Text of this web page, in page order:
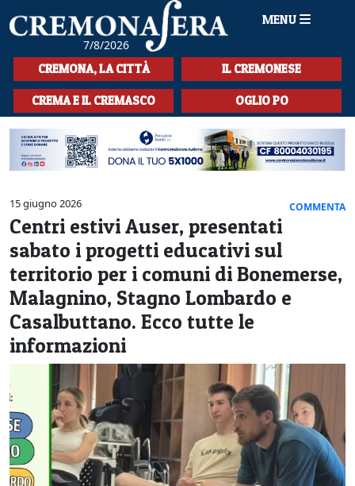
7/8/2026
MENU
HOME
CRONACA
SPORT
LA MUSICA
CULTURA
LA STORIA
SPETTACOLI
L'EDITORIALE
SEZIONI
CERCA
CREMONA, LA CITTÀ IL CREMONESE
CREMA E IL CREMASCO OGLIO PO
15 giugno 2026 COMMENTA
Centri estivi Auser, presentati
sabato i progetti educativi sul
territorio per i comuni di Bonemerse,
Malagnino, Stagno Lombardo e
Casalbuttano. Ecco tutte le
informazioni